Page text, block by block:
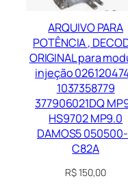
ARQUIVO PARA
POTÊNCIA ,
ORIGINAL para
injeção
1037358779
377906021DQ
HS9702 MP9.0
DAMOS5
C82A
R$150,00